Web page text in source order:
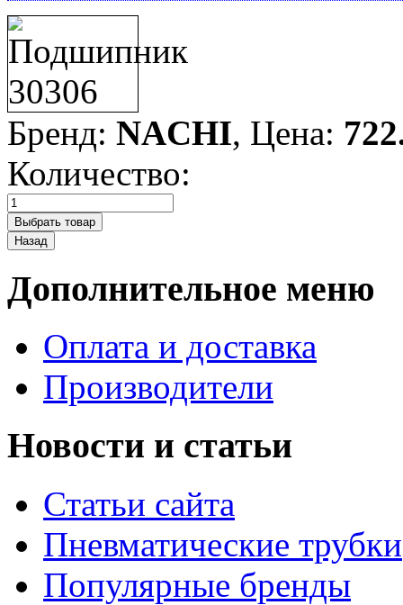
Бренд: NACHI, Цена:
Количество:
Дополнительное меню
Оплата и доставка
Производители
Новости и статьи
Статьи сайта
Пневматические трубки
Популярные бренды